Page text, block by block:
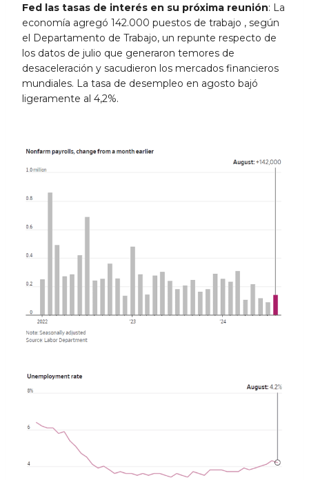
Fed las tasas de interés en su próxima reunión: La
economía agregó 142.000 puestos de trabajo , según
el Departamento de Trabajo, un repunte respecto de
los datos de julio que generaron temores de
desaceleración y sacudieron los mercados financieros
mundiales. La tasa de desempleo en agosto bajó
ligeramente al 4,2%.